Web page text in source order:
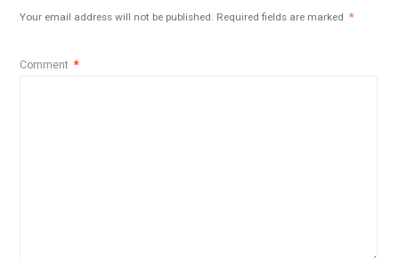
Your email address will not be published. Required fields are marked *
Comment *